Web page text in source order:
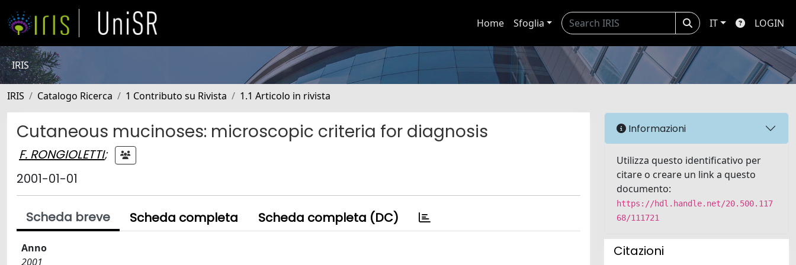
Home Sfoglia IT LOGIN
IRIS
IRIS Catalogo Ricerca 1 Contributo su Rivista 1.1 Articolo in rivista
Cutaneous mucinoses: microscopic criteria for diagnosis
F. RONGIOLETTI;
2001-01-01
Scheda breve Scheda completa Scheda completa (DC)
Anno
2001
Informazioni
Utilizza questo identificativo per
citare o creare un link a questo
documento:
https://hdl.handle.net/20.500.117
68/111721
Citazioni